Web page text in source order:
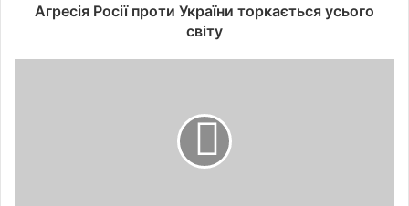
Агресія Росії проти України торкається усього
світу